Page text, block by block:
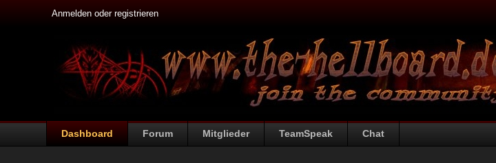
Anmelden oder registrieren
Dashboard Forum Mitglieder TeamSpeak Chat